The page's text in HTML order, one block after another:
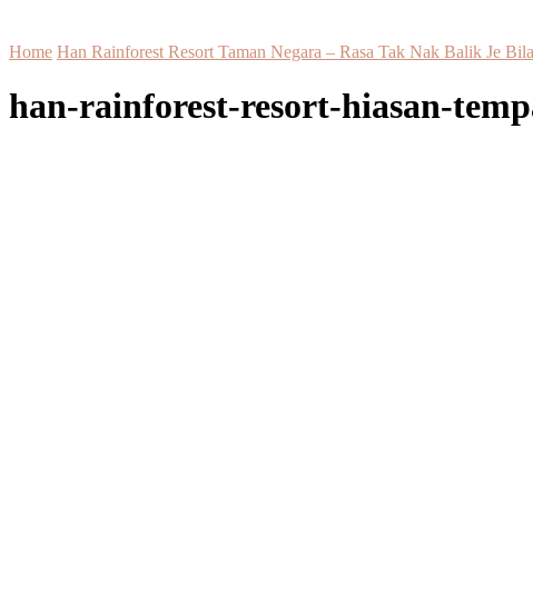
Home Han Rainforest Resort Taman Negara – Rasa Tak Nak Balik Je
han-rainforest-resort-hiasan-